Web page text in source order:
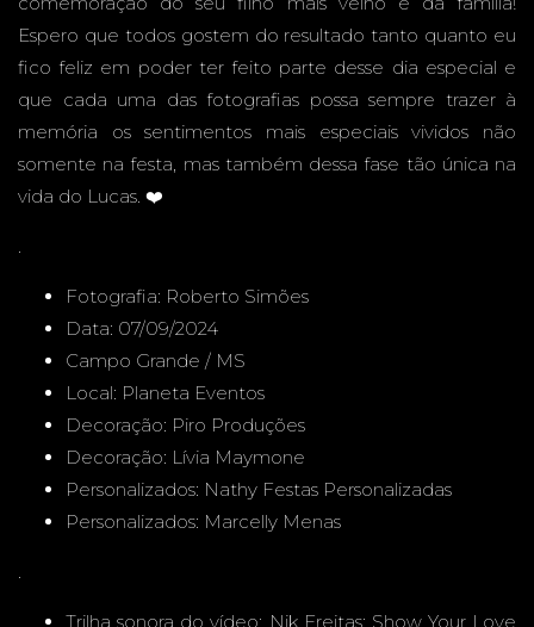
GRAND
E - MS -
FESTA
INFANT
Espero que todos gostem do resultado tanto quanto eu
fico feliz em poder ter feito parte desse dia especial e
que cada uma das fotografias possa sempre trazer à
memória os sentimentos mais especiais vividos não
somente na festa, mas também dessa fase tão única na
vida do Lucas. ❤️
.
Fotografia: Roberto Simões
Data: 07/09/2024
Campo Grande / MS
Local: Planeta Eventos
Decoração: Piro Produções
Decoração: Lívia Maymone
Personalizados: Nathy Festas Personalizadas
Personalizados: Marcelly Menas
.
Trilha sonora do vídeo: Nik Freitas: Show Your Love